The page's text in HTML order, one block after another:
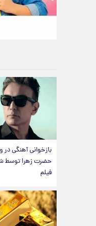
بازخوانی آهنگی
حضرت زهرا توسط
فیلم